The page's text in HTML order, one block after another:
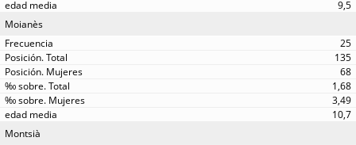
9,5
Moianès
25
135
68
1,68
3,49
10,7
Montsià